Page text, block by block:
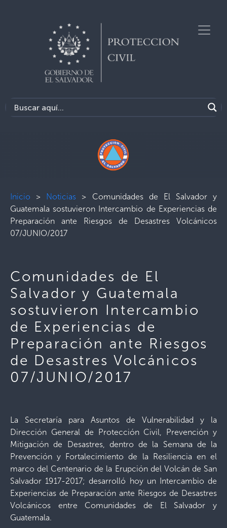
Inicio > Noticias > Comunidades de El Salvador y
Guatemala sostuvieron Intercambio de Experiencias de
Preparación ante Riesgos de Desastres Volcánicos
07/JUNIO/2017
Comunidades de El
Salvador y Guatemala
sostuvieron Intercambio
de Experiencias de
Preparación ante Riesgos
de Desastres Volcánicos
07/JUNIO/2017
La Secretaría para Asuntos de Vulnerabilidad y la
Dirección General de Protección Civil, Prevención y
Mitigación de Desastres, dentro de la Semana de la
Prevención y Fortalecimiento de la Resiliencia en el
marco del Centenario de la Erupción del Volcán de San
Salvador 1917-2017; desarrolló hoy un Intercambio de
Experiencias de Preparación ante Riesgos de Desastres
Volcánicos entre Comunidades de El Salvador y
Guatemala.